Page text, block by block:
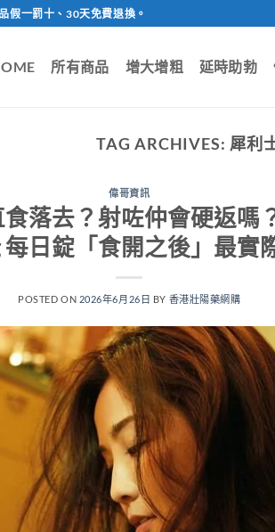
假一罰十、30天免費退換。
所有商品 增大增粗 延時助勃
TAG ARCHIVES: 犀利
偉哥資訊
食落去？射咗仲會硬返嗎
每日錠「食開之後」最實
POSTED ON 2026年6月26日 BY 香港壯陽藥網購